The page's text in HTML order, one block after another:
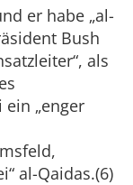
er habe „al-
Bush
als
ein „enger
al-Qaidas.(6)